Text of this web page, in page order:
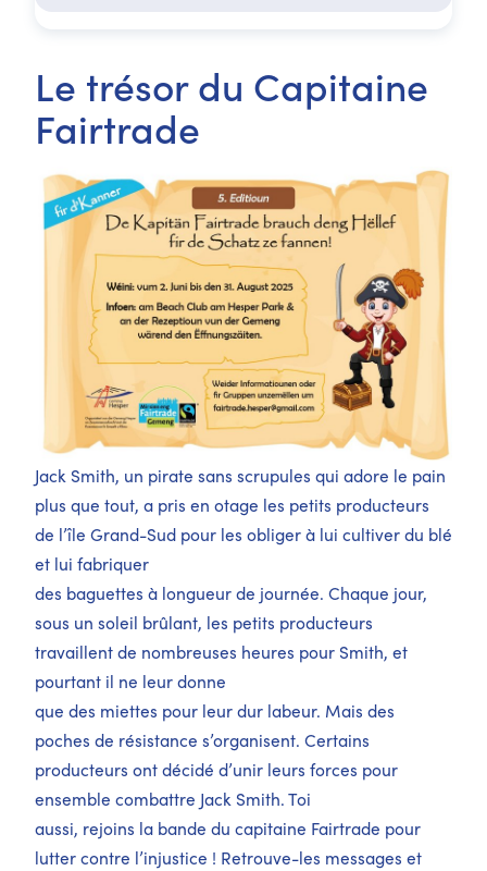
Le trésor du Capitaine
Fairtrade
Jack Smith, un pirate sans scrupules qui adore le pain
plus que tout, a pris en otage les petits producteurs
de l’île Grand-Sud pour les obliger à lui cultiver du blé
et lui fabriquer
des baguettes à longueur de journée. Chaque jour,
sous un soleil brûlant, les petits producteurs
travaillent de nombreuses heures pour Smith, et
pourtant il ne leur donne
que des miettes pour leur dur labeur. Mais des
poches de résistance s’organisent. Certains
producteurs ont décidé d’unir leurs forces pour
ensemble combattre Jack Smith. Toi
aussi, rejoins la bande du capitaine Fairtrade pour
lutter contre l’injustice ! Retrouve-les messages et